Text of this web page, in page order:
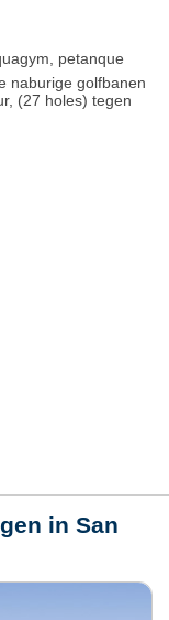
petanque
naburige golfbanen
(27 holes) tegen
in San